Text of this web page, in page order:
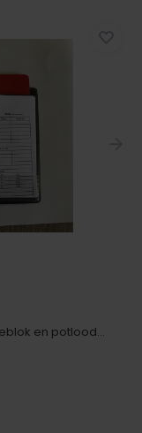
en potlood...